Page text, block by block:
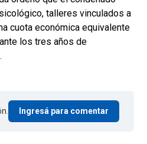
talleres vinculados a
cuota económica equivalente
los tres años de
Ingresá para comentar